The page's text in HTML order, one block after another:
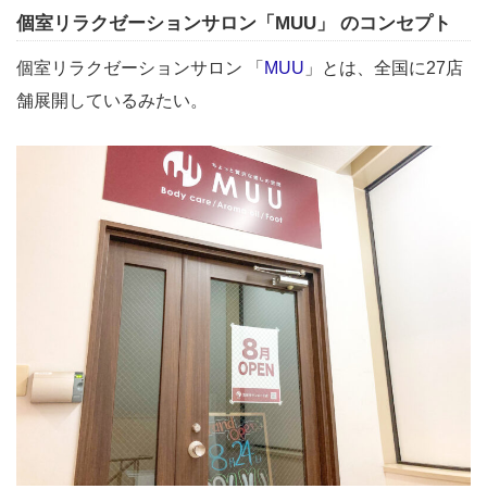
個室リラクゼーションサロン「MUU」 のコンセプト
個室リラクゼーションサロン 「 MUU 」とは、全国に27店
舗展開しているみたい。